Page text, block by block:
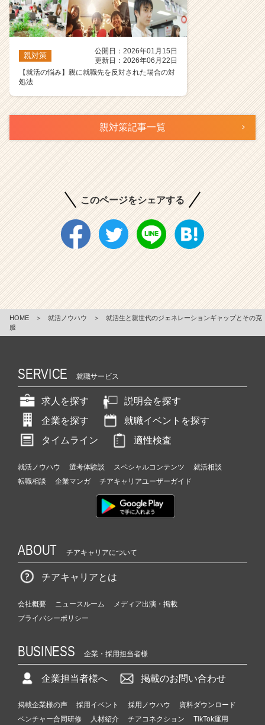
親対策
公開日：2026年01月15日
更新日：2026年06月22日
【就活の悩み】親に就職先を反対された場合の対
処法
親対策記事一覧
このページをシェアする
HOME ＞ 就活ノウハウ ＞
就活生と親世代のジェネレーションギャップとその克
服
SERVICE 就職サービス
求人を探す
説明会を探す
企業を探す
就職イベントを探す
タイムライン
適性検査
就活ノウハウ 選考体験談 スペシャルコンテンツ
就活相談
転職相談
企業マンガ チアキャリアユーザーガイド
ABOUT チアキャリアについて
チアキャリアとは
会社概要 ニュースルーム
メディア出演・掲載
プライバシーポリシー
BUSINESS 企業・採用担当者様
企業担当者様へ 掲載のお問い合わせ
掲載企業様の声 採用イベント 採用ノウハウ
資料ダウンロード
ベンチャー合同研修
人材紹介 チアコネクション TikTok運用